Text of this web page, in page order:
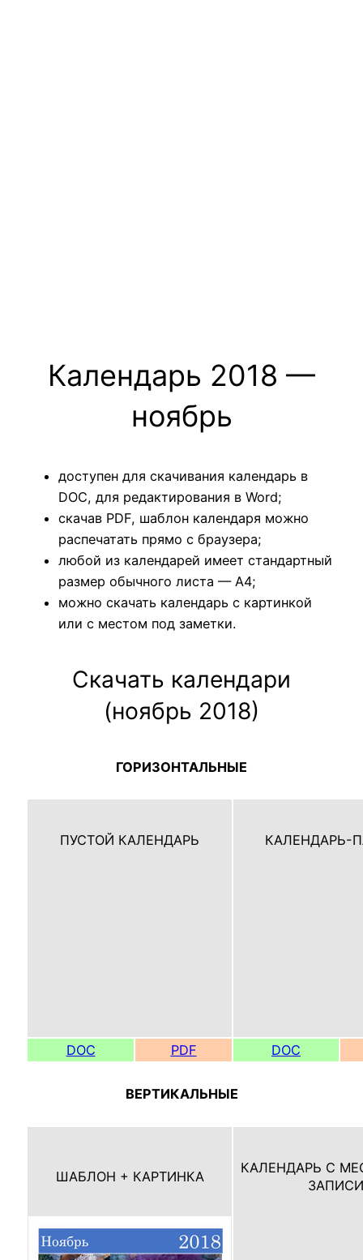
Календарь 2018 —
ноябрь
доступен для скачивания календарь в
DOC, для редактирования в Word;
скачав PDF, шаблон календаря можно
распечатать прямо с браузера;
любой из календарей имеет стандартный
размер обычного листа — А4;
можно скачать календарь с картинкой
или с местом под заметки.
Скачать календари
(ноябрь 2018)
ГОРИЗОНТАЛЬНЫЕ
ПУСТОЙ КАЛЕНДАРЬ КАЛЕНДАРЬ-
DOC PDF DOC
ВЕРТИКАЛЬНЫЕ
ШАБЛОН + КАРТИНКА
КАЛЕНДАРЬ С
ЗАПИСИ